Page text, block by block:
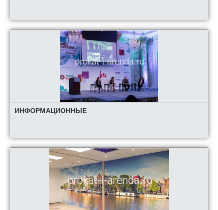
ИНФОРМАЦИОННЫЕ